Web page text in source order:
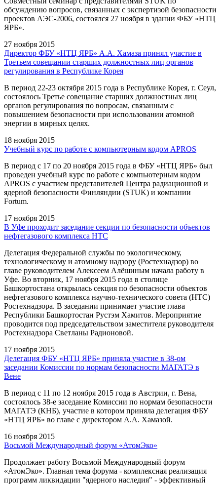
обсуждению вопросов, связанных с экспертизой безопасности
проектов АЭС-2006, состоялся 27 ноября в здании ФБУ «НТЦ
ЯРБ».
27 ноября 2015
Директор ФБУ «НТЦ ЯРБ» А.А. Хамаза принял участие в
Третьем совещании старших должностных лиц органов
регулирования в Республике Корея
В период 22-23 октября 2015 года в Республике Корея, г. Сеул,
состоялось Третье совещание старших должностных лиц
органов регулирования по вопросам, связанным с
повышением безопасности при использовании атомной
энергии в мирных целях.
18 ноября 2015
Учебный курс по работе с компьютерным кодом APROS
В период c 17 по 20 ноября 2015 года в ФБУ «НТЦ ЯРБ» был
проведен учебный курс по работе с компьютерным кодом
APROS с участием представителей Центра радиационной и
ядерной безопасности Финляндии (STUK) и компании
Fortum.
17 ноября 2015
В Уфе проходит заседание секции по безопасности объектов
нефтегазового комплекса НТС
Делегация Федеральной службы по экологическому,
технологическому и атомному надзору (Ростехнадзор) во
главе руководителем Алексеем Алёшиным начала работу в
Уфе. Во вторник, 17 ноября 2015 года в столице
Башкортостана открылась секция по безопасности объектов
нефтегазового комплекса научно-технического совета (НТС)
Ростехнадзора. В заседании принимает участие глава
Республики Башкортостан Рустэм Хамитов. Мероприятие
проводится под председательством заместителя руководителя
Ростехнадзора Светланы Радионовой.
17 ноября 2015
Делегация ФБУ «НТЦ ЯРБ» приняла участие в 38-ом
заседании Комиссии по нормам безопасности МАГАТЭ в
Вене
В период с 11 по 12 ноября 2015 года в Австрии, г. Вена,
состоялось 38-е заседание Комиссии по нормам безопасности
МАГАТЭ (КНБ), участие в котором приняла делегация ФБУ
«НТЦ ЯРБ» во главе с директором А.А. Хамазой.
16 ноября 2015
Восьмой Международный форум «АтомЭко»
Продолжает работу Восьмой Международный форум
«АтомЭко». Главная тема форума - комплексная реализация
программ ликвидации "ядерного наследия" - эффективный